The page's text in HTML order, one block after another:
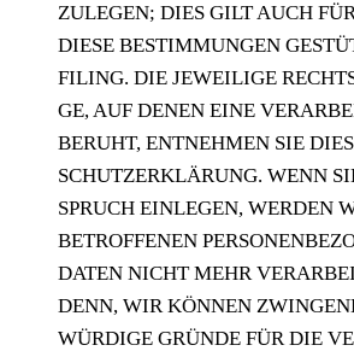
ZU­LE­GEN; DIES GILT AUCH
DIE­SE BESTIM­MUN­GEN
FIL­ING. DIE JEWEI­LI­GE
GE, AUF DENEN EINE
BERUHT, ENT­NEH­MEN SIE
SCHUTZ­ER­KLÄ­RUNG. WENN
SPRUCH EIN­LE­GEN, WER­DEN
BETROF­FE­NEN
DATEN NICHT MEHR
DENN, WIR KÖN­NEN
WÜR­DI­GE GRÜN­DE FÜR DIE